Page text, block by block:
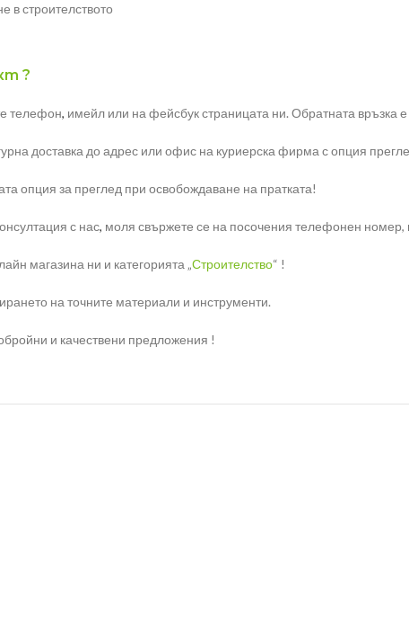
в строителството
?
телефон, имейл или на фейсбук страницата ни. Обратната връзка
доставка до адрес или офис на куриерска фирма с опция
опция за преглед при освобождаване на пратката!
с нас, моля свържете се на посочения телефонен номер,
магазина ни и категорията „Строителство“ !
на точните материали и инструменти.
и качествени предложения !